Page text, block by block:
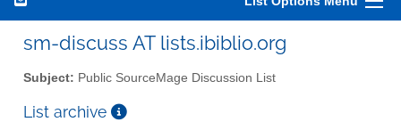
sm-discuss AT lists.ibiblio.org
Subject: Public SourceMage Discussion List
List archive